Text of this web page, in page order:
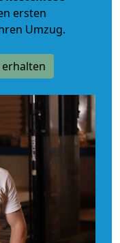
ersten
Umzug.